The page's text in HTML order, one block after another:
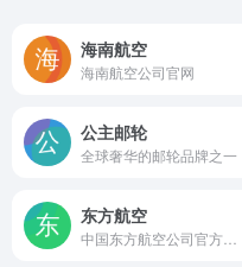
海南航空
海南航空公司官网
公主邮轮
全球奢华的邮轮品牌之一
东方航空